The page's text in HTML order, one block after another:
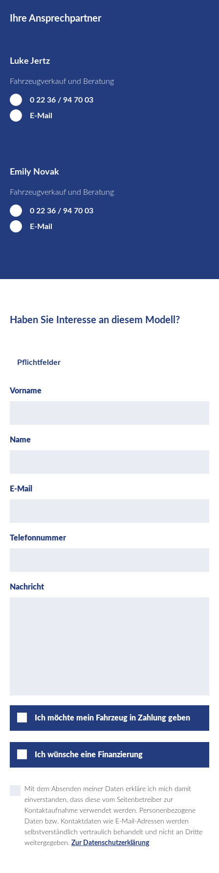
Ihre Ansprechpartner
Luke Jertz
Fahrzeugverkauf und Beratung
0 22 36 / 94 70 03
E-Mail
Emily Novak
Fahrzeugverkauf und Beratung
0 22 36 / 94 70 03
E-Mail
Haben Sie Interesse an diesem Modell?
Pflichtfelder
Vorname
Name
E-Mail
Telefonnummer
Nachricht
Ich möchte mein Fahrzeug in Zahlung geben
Ich wünsche eine Finanzierung
Mit dem Absenden meiner Daten erkläre ich mich damit
einverstanden, dass diese vom Seitenbetreiber zur
Kontaktaufnahme verwendet werden. Personenbezogene
Daten bzw. Kontaktdaten wie E-Mail-Adressen werden
selbstverständlich vertraulich behandelt und nicht an Dritte
weitergegeben. Zur Datenschutzerklärung